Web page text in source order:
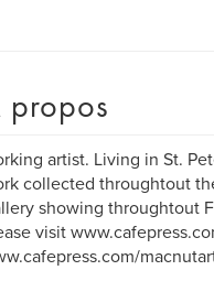
propos
artist. Living in St.
collected throughtout
showing throughtout
visit